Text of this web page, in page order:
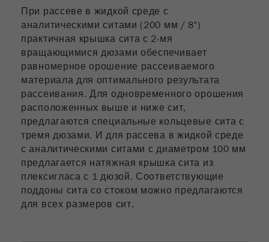
Purpose
идентификатор, который используется
для генерации статистических данных о
том, как посетитель использует сайт.
Цель 2 года
_gid
Purpose
Используется Google Analytics для
ограничения частоты запросов.
Цель 1 день
Название _ym_d
При рассеве в жидкой среде с
аналитическими ситами (200 мм / 8")
практичная крышка сита с 2-мя
вращающимися дюзами обеспечивает
равномерное орошение рассеиваемого
материала для оптимального результата
рассеивания. Для одновременного орошения
расположенных выше и ниже сит,
предлагаются специальные кольцевые сита с
тремя дюзами. И для рассева в жидкой среде
с аналитическими ситами с диаметром 100 мм
предлагается натяжная крышка сита из
плексигласа с 1 дюзой. Соответствующие
поддоны сита со стоком можно предлагаются
для всех размеров сит.